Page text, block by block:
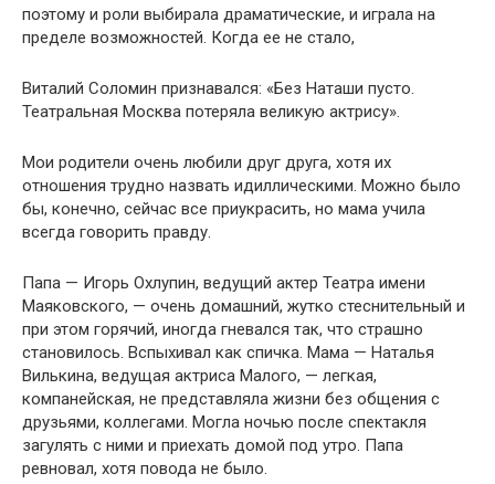
поэтому и роли выбирала драматические, и играла на
пределе возможностей. Когда ее не стало,
Виталий Соломин признавался: «Без Наташи пусто.
Театральная Москва потеряла великую актрису».
Мои родители очень любили друг друга, хотя их
отношения трудно назвать идиллическими. Можно было
бы, конечно, сейчас все приукрасить, но мама учила
всегда говорить правду.
Папа — Игорь Охлупин, ведущий актер Театра имени
Маяковского, — очень домашний, жутко стеснительный и
при этом горячий, иногда гневался так, что страшно
становилось. Вспыхивал как спичка. Мама — Наталья
Вилькина, ведущая актриса Малого, — легкая,
компанейская, не представляла жизни без общения с
друзьями, коллегами. Могла ночью после спектакля
загулять с ними и приехать домой под утро. Папа
ревновал, хотя повода не было.